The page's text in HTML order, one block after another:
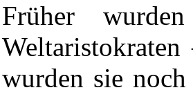
Früher
Weltaristokraten
wurden sie